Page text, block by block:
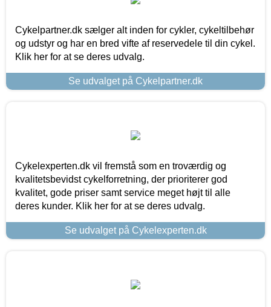
Cykelpartner.dk sælger alt inden for cykler, cykeltilbehør
og udstyr og har en bred vifte af reservedele til din cykel.
Klik her for at se deres udvalg.
Se udvalget på Cykelpartner.dk
Cykelexperten.dk vil fremstå som en troværdig og
kvalitetsbevidst cykelforretning, der prioriterer god
kvalitet, gode priser samt service meget højt til alle
deres kunder. Klik her for at se deres udvalg.
Se udvalget på Cykelexperten.dk